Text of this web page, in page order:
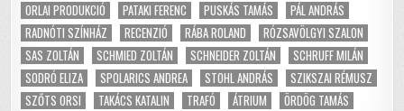
ORLAI PRODUKCIÓ
PATAKI FERENC PUSKÁS TAMÁS
PÁL ANDRÁS
RADNÓTI SZÍNHÁZ
RECENZIÓ RÁBA ROLAND
RÓZSAVÖLGYI SZALON
SAS ZOLTÁN
SCHMIED ZOLTÁN SCHNEIDER ZOLTÁN
SCHRUFF MILÁN
SODRÓ ELIZA
SPOLARICS ANDREA STOHL ANDRÁS
SZIKSZAI RÉMUSZ
SZŐTS ORSI
TAKÁCS KATALIN TRAFÓ ÁTRIUM
ÖRDÖG TAMÁS